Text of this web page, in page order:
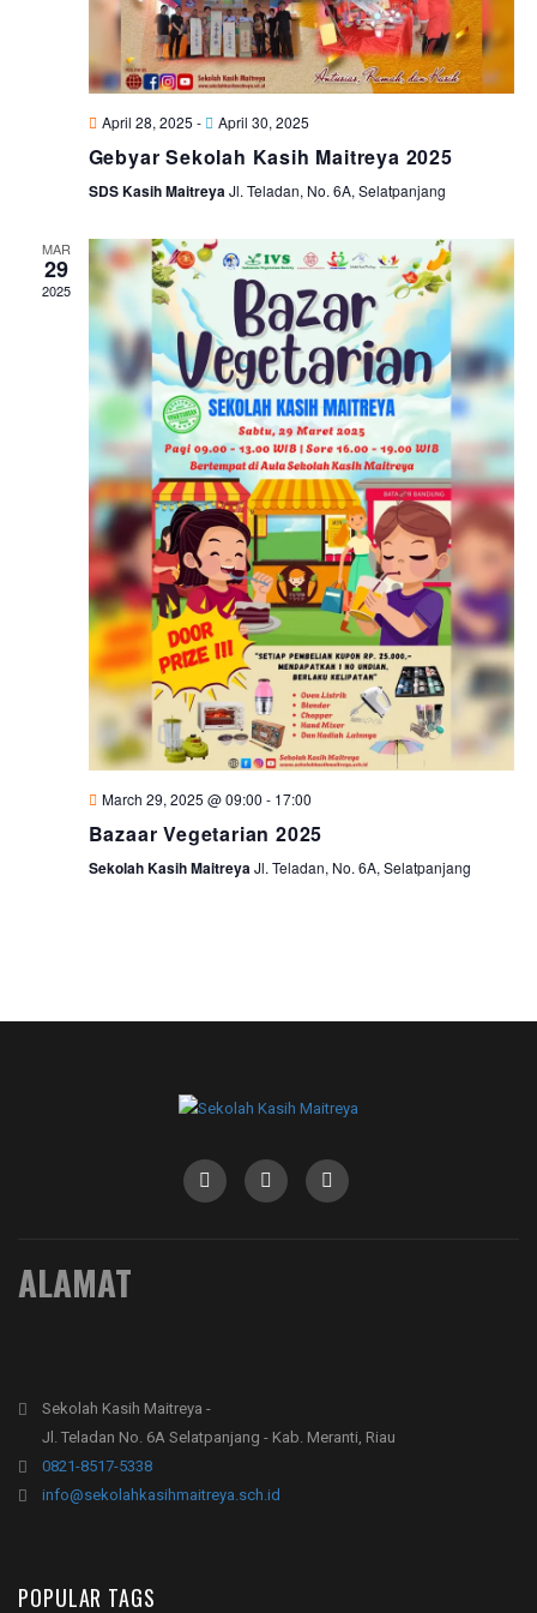
April 28, 2025 - April 30, 2025
Gebyar Sekolah Kasih Maitreya 2025
SDS Kasih Maitreya Jl. Teladan, No. 6A, Selatpanjang
MAR
29
2025
March 29, 2025 @ 09:00 - 17:00
Bazaar Vegetarian 2025
Sekolah Kasih MaitreyaJl. Teladan, No. 6A, Selatpanjang
ALAMAT
Sekolah Kasih Maitreya -
Jl. Teladan No. 6A Selatpanjang - Kab. Meranti, Riau
0821-8517-5338
info@sekolahkasihmaitreya.sch.id
POPULAR TAGS